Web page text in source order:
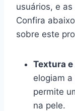
usuários, e
Confira
sobre este
Textura
elogiam a
permite
na pele.